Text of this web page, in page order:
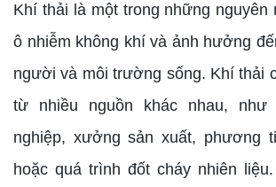
Khí thải là một trong những nguyên
ô nhiễm không khí và ảnh hưởng
người và môi trường sống. Khí thải
từ nhiều nguồn khác nhau, như
nghiệp, xưởng sản xuất, phương
hoặc quá trình đốt cháy nhiên